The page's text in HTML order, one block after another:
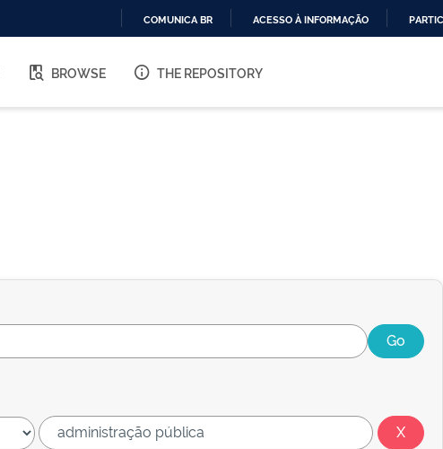
O
COMUNICA BR ACESSO À INFORMAÇÃO
BROWSE THE REPOSITORY